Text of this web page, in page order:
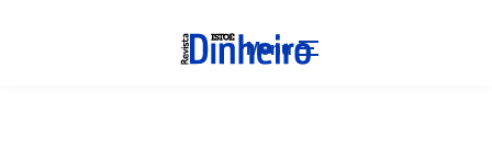
Menu